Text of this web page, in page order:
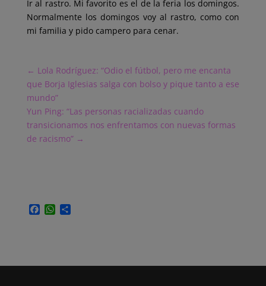
Ir al rastro. Mi favorito es el de la feria los domingos.
Normalmente los domingos voy al rastro, como con
mi familia y pido campero para cenar.
← Lola Rodríguez: “Odio el fútbol, pero me encanta
que Borja Iglesias salga con bolso y pique tanto a ese
mundo”
Yun Ping: “Las personas racializadas cuando
transicionamos nos enfrentamos con nuevas formas
de racismo”→
F
o
W
A
C
r